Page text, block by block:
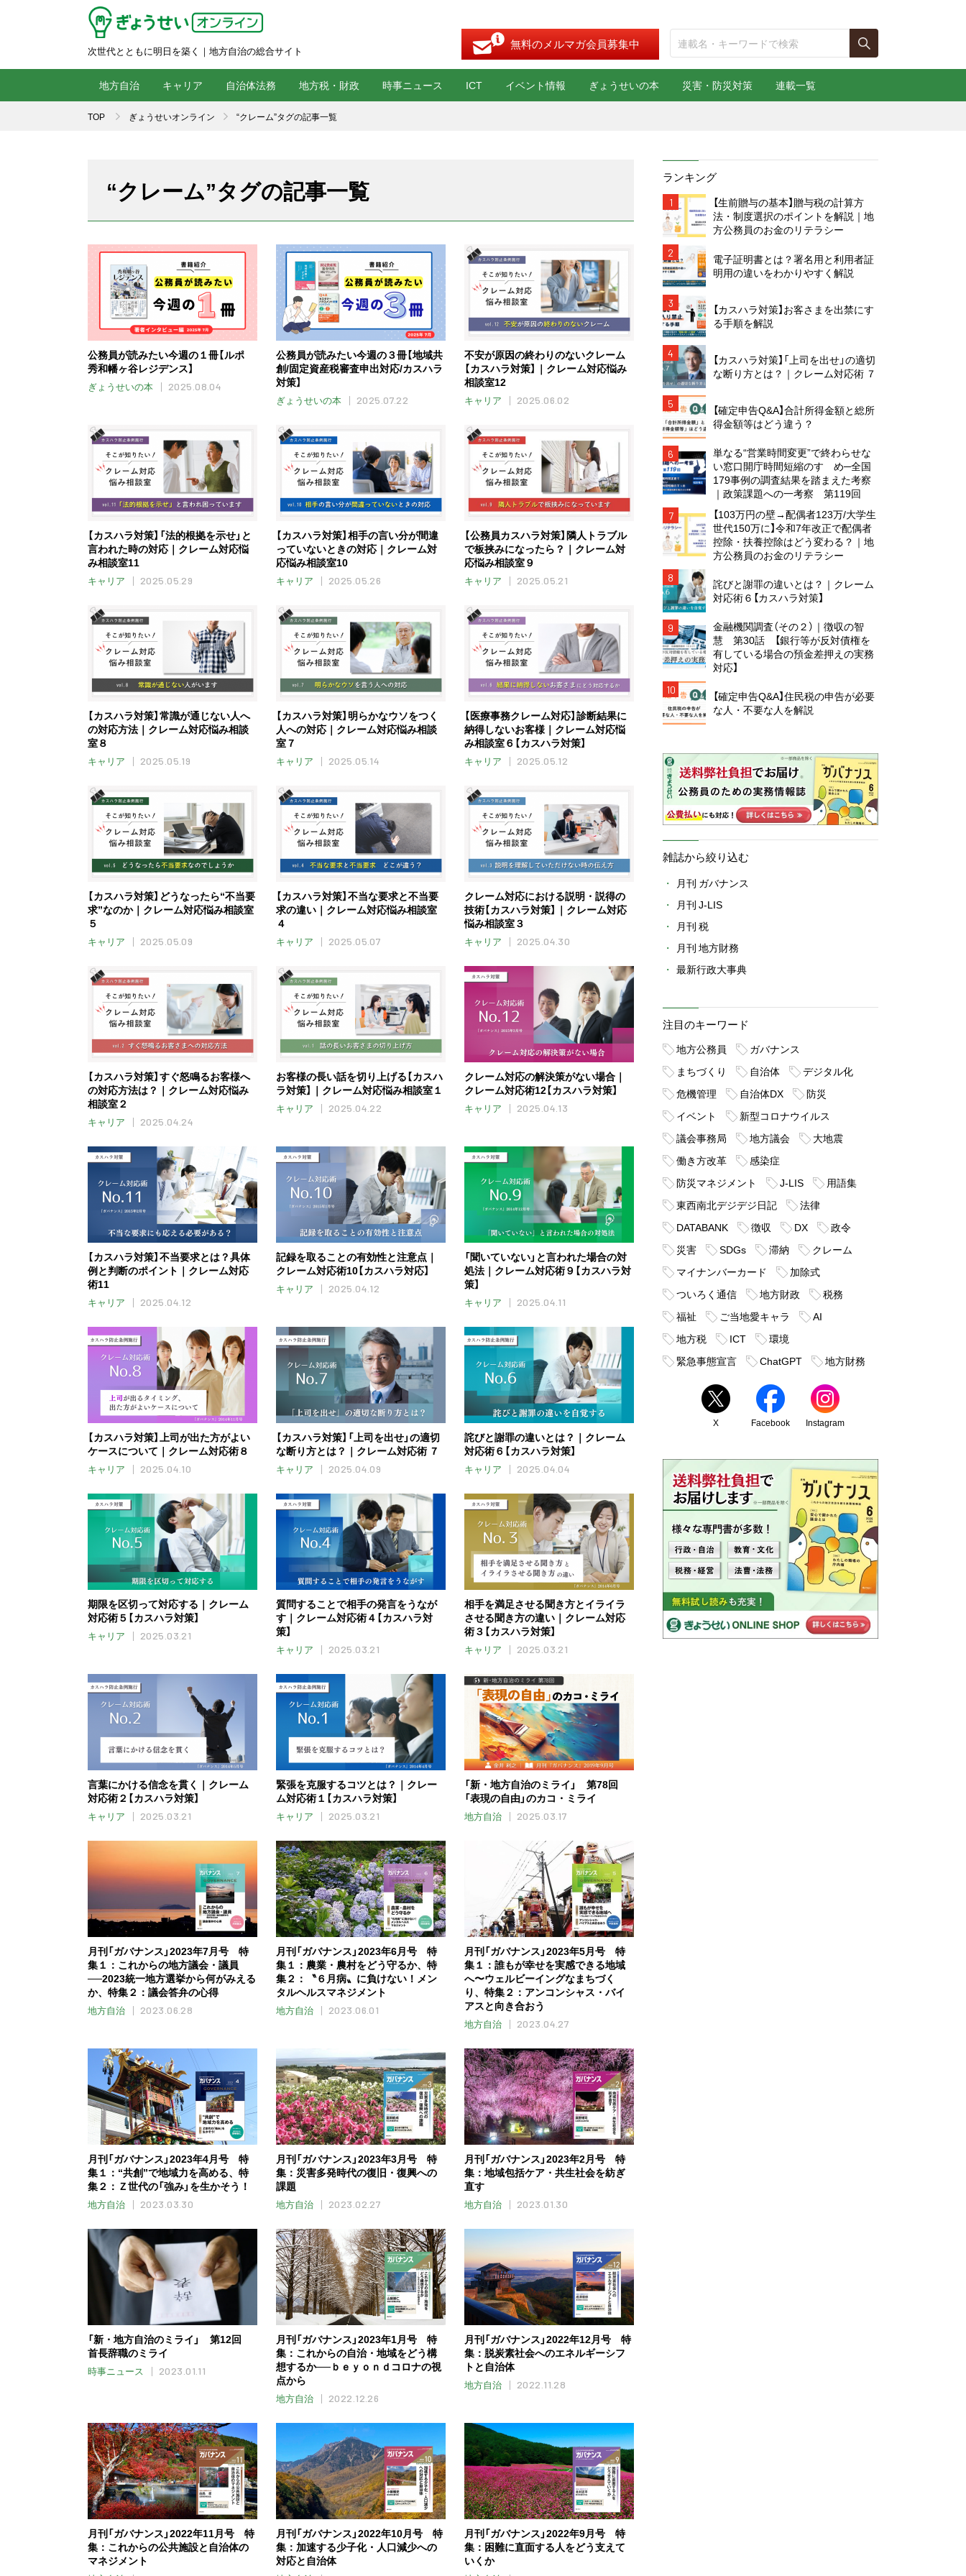
次世代とともに明日を築く｜地方自治の総合サイト 無料のメルマガ会員募集中
地方自治 キャリア 自治体法務 地方税・財政 時事ニュース ICT イベント情報 ぎょうせいの本 災害・防災対策 連載一覧
TOP ぎょうせいオンライン “クレーム”タグの記事一覧
“クレーム”タグの記事一覧
公務員が読みたい今週の１冊【ルポ
秀和幡ヶ谷レジデンス】
ぎょうせいの本 2025.08.04
公務員が読みたい今週の３冊【地域共
創/固定資産税審査申出対応/カスハラ
対策】
ぎょうせいの本 2025.07.22
不安が原因の終わりのないクレーム
【カスハラ対策】｜クレーム対応悩み
相談室12
キャリア 2025.06.02
【カスハラ対策】「法的根拠を示せ」と
言われた時の対応｜クレーム対応悩
み相談室11
キャリア 2025.05.29
【カスハラ対策】相手の言い分が間違
っていないときの対応｜クレーム対
応悩み相談室10
キャリア 2025.05.26
【公務員カスハラ対策】隣人トラブル
で板挟みになったら？｜クレーム対
応悩み相談室９
キャリア 2025.05.21
【カスハラ対策】常識が通じない人へ
の対応方法｜クレーム対応悩み相談
室８
キャリア 2025.05.19
【カスハラ対策】明らかなウソをつく
人への対応｜クレーム対応悩み相談
室７
キャリア 2025.05.14
【医療事務クレーム対応】診断結果に
納得しないお客様｜クレーム対応悩
み相談室６【カスハラ対策】
キャリア 2025.05.12
【カスハラ対策】どうなったら“不当要
求”なのか｜クレーム対応悩み相談室
５
キャリア 2025.05.09
【カスハラ対策】不当な要求と不当要
求の違い｜クレーム対応悩み相談室
４
キャリア 2025.05.07
クレーム対応における説明・説得の
技術【カスハラ対策】｜クレーム対応
悩み相談室３
キャリア 2025.04.30
【カスハラ対策】すぐ怒鳴るお客様へ
の対応方法は？｜クレーム対応悩み
相談室２
キャリア 2025.04.24
お客様の長い話を切り上げる【カスハ
ラ対策】｜クレーム対応悩み相談室１
キャリア 2025.04.22
クレーム対応の解決策がない場合｜
クレーム対応術12【カスハラ対策】
キャリア 2025.04.13
【カスハラ対策】不当要求とは？具体
例と判断のポイント｜クレーム対応
術11
キャリア 2025.04.12
記録を取ることの有効性と注意点｜
クレーム対応術10【カスハラ対応】
キャリア 2025.04.12
「聞いていない」と言われた場合の対
処法｜クレーム対応術９【カスハラ対
策】
キャリア 2025.04.11
【カスハラ対策】上司が出た方がよい
ケースについて｜クレーム対応術８
キャリア 2025.04.10
【カスハラ対策】「上司を出せ」の適切
な断り方とは？｜クレーム対応術 ７
キャリア 2025.04.09
詫びと謝罪の違いとは？｜クレーム
対応術６【カスハラ対策】
キャリア 2025.04.04
期限を区切って対応する｜クレーム
対応術５【カスハラ対策】
キャリア 2025.03.21
質問することで相手の発言をうなが
す｜クレーム対応術４【カスハラ対
策】
キャリア 2025.03.21
相手を満足させる聞き方とイライラ
させる聞き方の違い｜クレーム対応
術３【カスハラ対策】
キャリア 2025.03.21
言葉にかける信念を貫く｜クレーム
対応術２【カスハラ対策】
キャリア 2025.03.21
緊張を克服するコツとは？｜クレー
ム対応術１【カスハラ対策】
キャリア 2025.03.21
「新・地方自治のミライ」 第78回
「表現の自由」のカコ・ミライ
地方自治 2025.03.17
月刊「ガバナンス」2023年7月号 特
集１：これからの地方議会・議員
──2023統一地方選挙から何がみえる
か、特集２：議会答弁の心得
地方自治 2023.06.28
月刊「ガバナンス」2023年6月号 特
集１：農業・農村をどう守るか、特
集２：〝６月病〟に負けない！メン
タルヘルスマネジメント
地方自治 2023.06.01
月刊「ガバナンス」2023年5月号 特
集１：誰もが幸せを実感できる地域
へ〜ウェルビーイングなまちづく
り、特集２：アンコンシャス・バイ
アスと向き合おう
地方自治 2023.04.27
月刊「ガバナンス」2023年4月号 特
集１：“共創”で地域力を高める、特
集２：Ｚ世代の「強み」を生かそう！
地方自治 2023.03.30
月刊「ガバナンス」2023年3月号 特
集：災害多発時代の復旧・復興への
課題
地方自治 2023.02.27
月刊「ガバナンス」2023年2月号 特
集：地域包括ケア・共生社会を紡ぎ
直す
地方自治 2023.01.30
「新・地方自治のミライ」 第12回
首長辞職のミライ
時事ニュース 2023.01.11
月刊「ガバナンス」2023年1月号 特
集：これからの自治・地域をどう構
想するか──ｂｅｙｏｎｄコロナの視
点から
地方自治 2022.12.26
月刊「ガバナンス」2022年12月号 特
集：脱炭素社会へのエネルギーシフ
トと自治体
地方自治 2022.11.28
月刊「ガバナンス」2022年11月号 特
集：これからの公共施設と自治体の
マネジメント
月刊「ガバナンス」2022年10月号 特
集：加速する少子化・人口減少への
対応と自治体
月刊「ガバナンス」2022年9月号 特
集：困難に直面する人をどう支えて
いくか
ランキング
1
【生前贈与の基本】贈与税の計算方
法・制度選択のポイントを解説｜地
方公務員のお金のリテラシー
2
電子証明書とは？署名用と利用者証
明用の違いをわかりやすく解説
3
【カスハラ対策】お客さまを出禁にす
る手順を解説
4
【カスハラ対策】「上司を出せ」の適切
な断り方とは？｜クレーム対応術 ７
5
【確定申告Q&A】合計所得金額と総所
得金額等はどう違う？
6
単なる“営業時間変更”で終わらせな
い窓口開庁時間短縮のすゝめ─全国
179事例の調査結果を踏まえた考察
｜政策課題への一考察 第119回
7
【103万円の壁→配偶者123万/大学生
世代150万に】令和7年改正で配偶者
控除・扶養控除はどう変わる？｜地
方公務員のお金のリテラシー
8
詫びと謝罪の違いとは？｜クレーム
対応術６【カスハラ対策】
9
金融機関調査（その２）｜徴収の智
慧 第30話 【銀行等が反対債権を
有している場合の預金差押えの実務
対応】
10
【確定申告Q&A】住民税の申告が必要
な人・不要な人を解説
雑誌から絞り込む
月刊 ガバナンス
月刊 J-LIS
月刊 税
月刊 地方財務
最新行政大事典
注目のキーワード
地方公務員
ガバナンス
まちづくり
自治体
デジタル化
危機管理
自治体DX
防災
イベント
新型コロナウイルス
議会事務局
地方議会
大地震
働き方改革
感染症
防災マネジメント
J-LIS
用語集
東西南北デジデジ日記
法律
DATABANK
徴収 DX
政令
災害
SDGs 滞納
クレーム
マイナンバーカード
加除式
ついろく通信
地方財政
税務
福祉
ご当地愛キャラ
AI
地方税
ICT
環境
緊急事態宣言
ChatGPT 地方財務
X Facebook Instagram